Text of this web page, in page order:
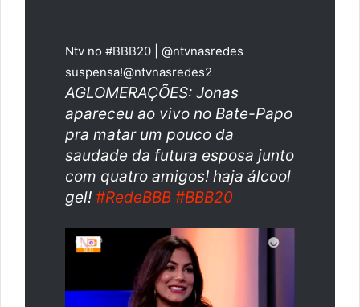
Ntv no #BBB20 | @ntvnasredes
suspensa!@ntvnasredes2
AGLOMERAÇÕES: Jonas
apareceu ao vivo no Bate-Papo
pra matar um pouco da
saudade da futura esposa junto
com quatro amigos! haja álcool
gel! #RedeBBB #BBB20